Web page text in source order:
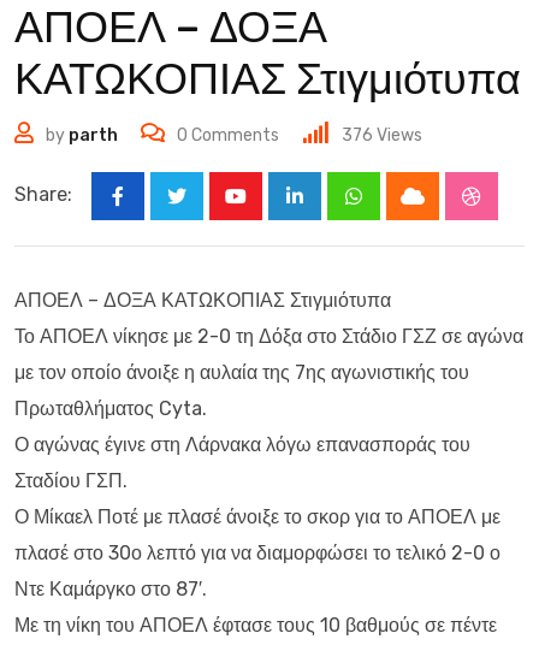
ΑΠΟΕΛ – ΔΟΞΑ
ΚΑΤΩΚΟΠΙΑΣ Στιγμιότυπα
by parth 0 Comments 376 Views
Share:
LinkedInWhatsappCloud
ΑΠΟΕΛ – ΔΟΞΑ ΚΑΤΩΚΟΠΙΑΣ Στιγμιότυπα
Το ΑΠΟΕΛ νίκησε με 2-0 τη Δόξα στο Στάδιο ΓΣΖ σε αγώνα
με τον οποίο άνοιξε η αυλαία της 7ης αγωνιστικής του
Πρωταθλήματος Cyta.
Ο αγώνας έγινε στη Λάρνακα λόγω επανασποράς του
Σταδίου ΓΣΠ.
Ο Μίκαελ Ποτέ με πλασέ άνοιξε το σκορ για το ΑΠΟΕΛ με
πλασέ στο 30ο λεπτό για να διαμορφώσει το τελικό 2-0 ο
Ντε Καμάργκο στο 87′.
Με τη νίκη του ΑΠΟΕΛ έφτασε τους 10 βαθμούς σε πέντε